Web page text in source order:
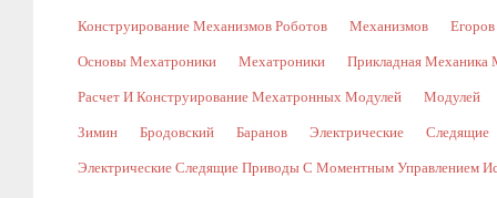
Конструирование Механизмов Роботов Механизмов
Основы Мехатроники Мехатроники Прикладная Механика
Расчет И Конструирование Мехатронных Модулей Модулей
Зимин Бродовский Баранов Электрические Следящие
Электрические Следящие Приводы С Моментным Управлением